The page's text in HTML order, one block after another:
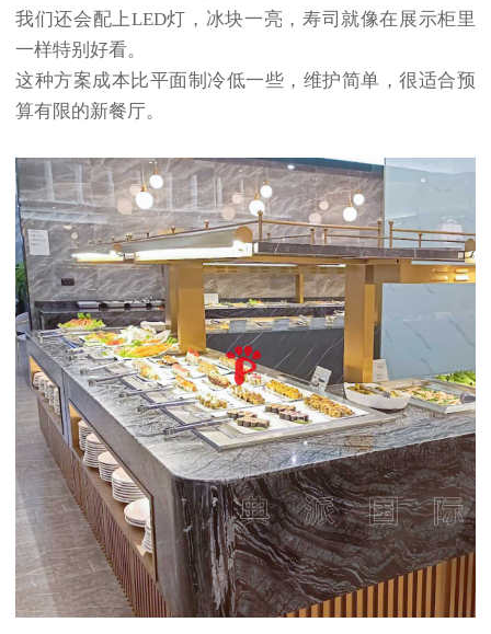
我们还会配上LED灯，冰块一亮，寿司就像在展示柜里
一样特别好看。
这种方案成本比平面制冷低一些，维护简单，很适合预
算有限的新餐厅。